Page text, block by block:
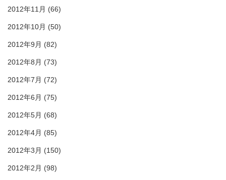
2012年11月 (66)
2012年10月 (50)
2012年9月 (82)
2012年8月 (73)
2012年7月 (72)
2012年6月 (75)
2012年5月 (68)
2012年4月 (85)
2012年3月 (150)
2012年2月 (98)